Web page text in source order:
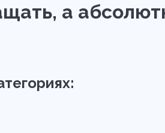
а